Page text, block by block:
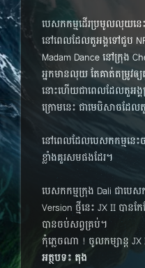
បេសកកម្ម​ដើរ​ប្រមូល​លុយ​នេះ
នៅ​ពេល​ដែល​តួអង្គ​ទៅ​ជួប​
Madam Dance នៅ​ក្រុង
អ្នក​មាន​លុយ​ តែ​គាត់​តម្រូវ​
នោះ​ហើយ​ជា​ពេល​ដែល​តួអង្គ​
ក្រោម​នេះ ជា​មេ​បិសាច​ដែល​
នៅ​ពេល​ដែល​បេសកកម្ម​នេះ​
ខ្លាំង​គួរ​សម​ផង​ដែរ។
បេសកកម្ម​ក្រុង​ Dali ជា​បេ
Version ថ្មី​នេះ JX II បា
បាន​ចប់​សព្វ​គ្រប់។
កុំ​ភ្លេច​ណា ! ចូល​កម្សាន្ត​ JX
អត្ថបទ៖ តុង